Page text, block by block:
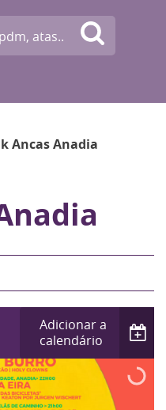
Ancas Anadia
Adicionar a
calendário